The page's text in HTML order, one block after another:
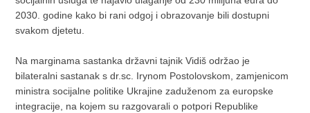
2030. godine kako bi rani odgoj i obrazovanje bili dostupni
svakom djetetu.
Na marginama sastanka državni tajnik Vidiš održao je
bilateralni sastanak s dr.sc. Irynom Postolovskom, zamjenicom
ministra socijalne politike Ukrajine zaduženom za europske
integracije, na kojem su razgovarali o potpori Republike